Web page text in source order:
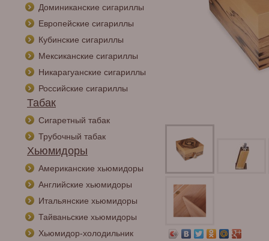
Доминиканские сигариллы
Европейские сигариллы
Кубинские сигариллы
Мексиканские сигариллы
Никарагуанские сигариллы
Российские сигариллы
Табак
Сигаретный табак
Трубочный табак
Хьюмидоры
Американские хьюмидоры
Английские хьюмидоры
Итальянские хьюмидоры
Тайваньские хьюмидоры
Хьюмидор-холодильник